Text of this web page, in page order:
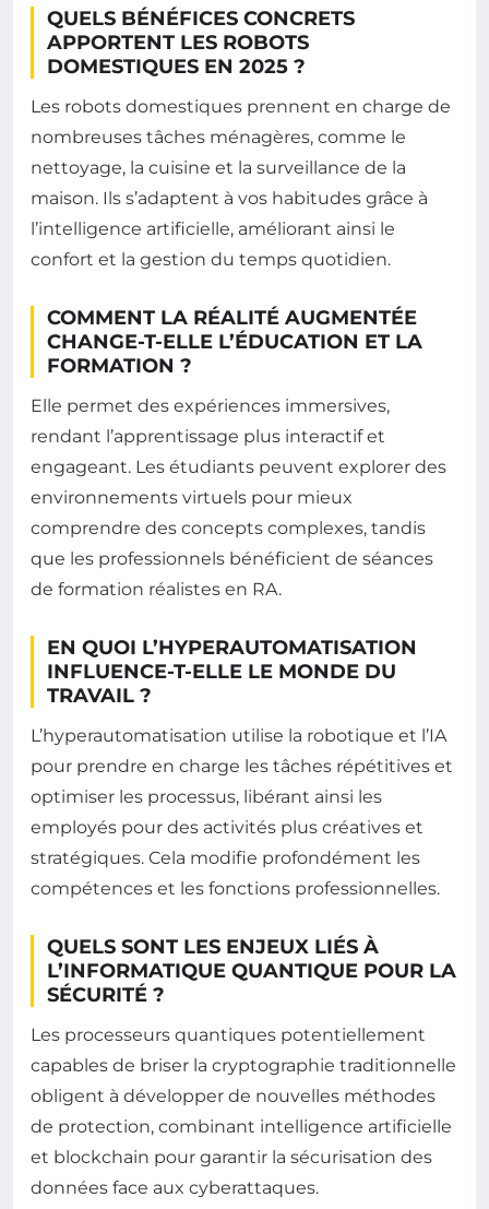
QUELS BÉNÉFICES CONCRETS
APPORTENT LES ROBOTS
DOMESTIQUES EN 2025 ?
Les robots domestiques prennent en charge de
nombreuses tâches ménagères, comme le
nettoyage, la cuisine et la surveillance de la
maison. Ils s’adaptent à vos habitudes grâce à
l’intelligence artificielle, améliorant ainsi le
confort et la gestion du temps quotidien.
COMMENT LA RÉALITÉ AUGMENTÉE
CHANGE-T-ELLE L’ÉDUCATION ET LA
FORMATION ?
Elle permet des expériences immersives,
rendant l’apprentissage plus interactif et
engageant. Les étudiants peuvent explorer des
environnements virtuels pour mieux
comprendre des concepts complexes, tandis
que les professionnels bénéficient de séances
de formation réalistes en RA.
EN QUOI L’HYPERAUTOMATISATION
INFLUENCE-T-ELLE LE MONDE DU
TRAVAIL ?
L’hyperautomatisation utilise la robotique et l’IA
pour prendre en charge les tâches répétitives et
optimiser les processus, libérant ainsi les
employés pour des activités plus créatives et
stratégiques. Cela modifie profondément les
compétences et les fonctions professionnelles.
QUELS SONT LES ENJEUX LIÉS À
L’INFORMATIQUE QUANTIQUE POUR LA
SÉCURITÉ ?
Les processeurs quantiques potentiellement
capables de briser la cryptographie traditionnelle
obligent à développer de nouvelles méthodes
de protection, combinant intelligence artificielle
et blockchain pour garantir la sécurisation des
données face aux cyberattaques.